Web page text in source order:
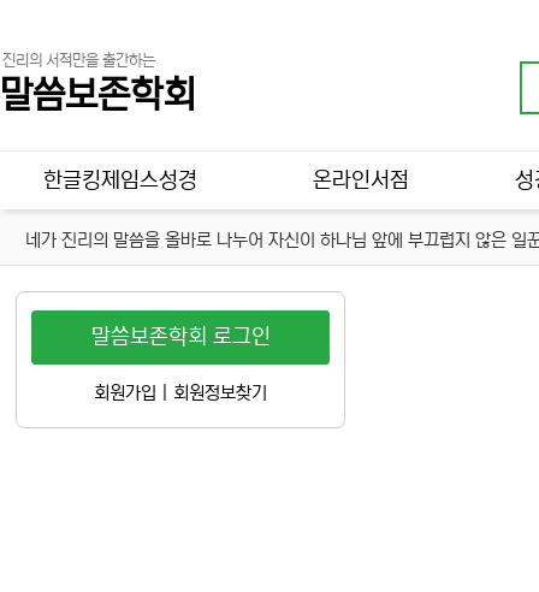
진리의 서적만을 출간하는
말씀보존학회
메인 메뉴
한글킹제임스성경 온라인서점 성
네가 진리의 말씀을 올바로 나누어 자신이 하나님 앞에 부끄럽지 않은
말씀보존학회 로그인
회원가입 회원정보찾기